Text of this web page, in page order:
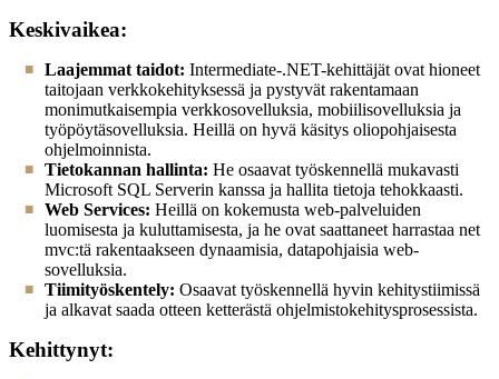
Keskivaikea:
Laajemmat taidot: Intermediate-.NET-kehittäjät ovat hioneet
taitojaan verkkokehityksessä ja pystyvät rakentamaan
monimutkaisempia verkkosovelluksia, mobiilisovelluksia ja
työpöytäsovelluksia. Heillä on hyvä käsitys oliopohjaisesta
ohjelmoinnista.
Tietokannan hallinta: He osaavat työskennellä mukavasti
Microsoft SQL Serverin kanssa ja hallita tietoja tehokkaasti.
Web Services: Heillä on kokemusta web-palveluiden
luomisesta ja kuluttamisesta, ja he ovat saattaneet harrastaa net
mvc:tä rakentaakseen dynaamisia, datapohjaisia web-
sovelluksia.
Tiimityöskentely: Osaavat työskennellä hyvin kehitystiimissä
ja alkavat saada otteen ketterästä ohjelmistokehitysprosessista.
Kehittynyt: